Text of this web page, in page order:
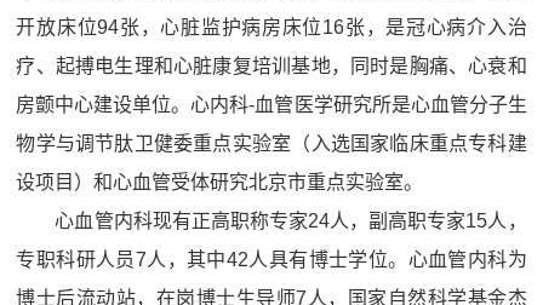
开放床位94张，心脏监护病房床位16张，是冠心病介入治
疗、起搏电生理和心脏康复培训基地，同时是胸痛、心衰和
房颤中心建设单位。心内科-血管医学研究所是心血管分子生
物学与调节肽卫健委重点实验室（入选国家临床重点专科建
设项目）和心血管受体研究北京市重点实验室。
心血管内科现有正高职称专家24人，副高职专家15人，
专职科研人员7人，其中42人具有博士学位。心血管内科为
博士后流动站，在岗博士生导师7人，国家自然科学基金杰